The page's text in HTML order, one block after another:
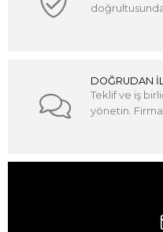
DOĞRUDAN
Teklif ve iş
yönetin.